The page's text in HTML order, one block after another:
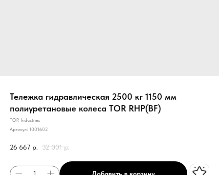
Тележка гидравлическая 2500 кг 1150 мм
полиуретановые колеса TOR RHP(BF)
TOR Industries
Артикул: 1001602
26 667 р. 32 001 р.